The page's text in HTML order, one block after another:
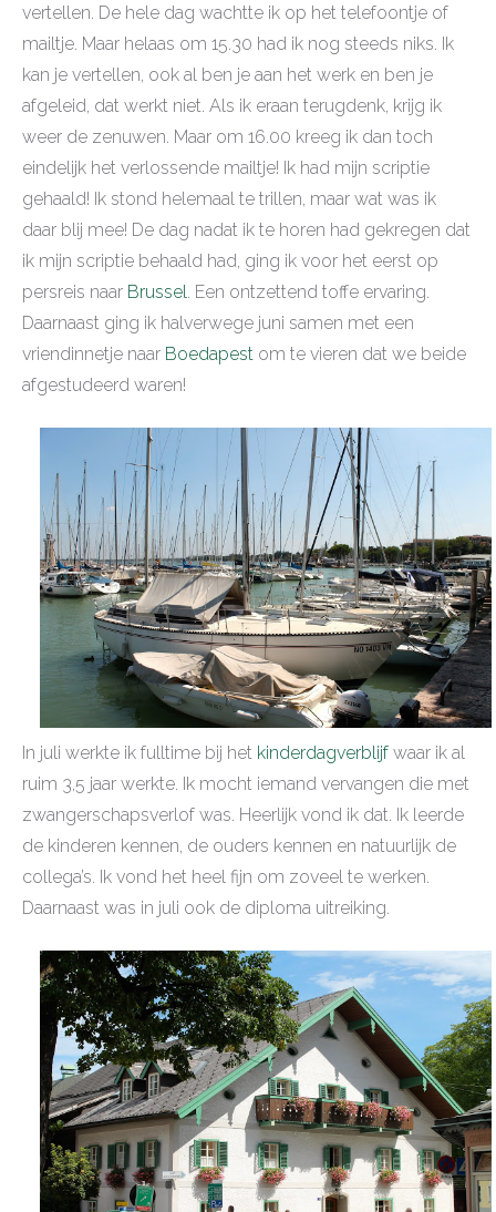
vertellen. De hele dag wachtte ik op het telefoontje of
mailtje. Maar helaas om 15.30 had ik nog steeds niks. Ik
kan je vertellen, ook al ben je aan het werk en ben je
afgeleid, dat werkt niet. Als ik eraan terugdenk, krijg ik
weer de zenuwen. Maar om 16.00 kreeg ik dan toch
eindelijk het verlossende mailtje! Ik had mijn scriptie
gehaald! Ik stond helemaal te trillen, maar wat was ik
daar blij mee! De dag nadat ik te horen had gekregen dat
ik mijn scriptie behaald had, ging ik voor het eerst op
persreis naar Brussel . Een ontzettend toffe ervaring.
Daarnaast ging ik halverwege juni samen met een
vriendinnetje naar Boedapest om te vieren dat we beide
afgestudeerd waren!
In juli werkte ik fulltime bij het kinderdagverblijf waar ik al
ruim 3,5 jaar werkte. Ik mocht iemand vervangen die met
zwangerschapsverlof was. Heerlijk vond ik dat. Ik leerde
de kinderen kennen, de ouders kennen en natuurlijk de
collega’s. Ik vond het heel fijn om zoveel te werken.
Daarnaast was in juli ook de diploma uitreiking.